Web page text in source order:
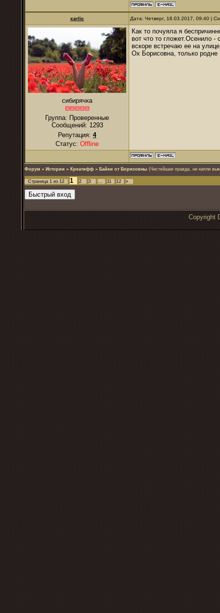
xarlic Дата: Четверг, 16.03.2017, 09:40 |
сибирячка
Группа: Проверенные
Сообщений: 1293
Репутация: 4
Статус: Offline
Как то почуяла я
вот что то гложет.Осенило -
вскоре встречаю ее на
Ох Борисовна, только родне
Форум » Истории » Креатифф » Байки от Борисовны (Чистейшая правда, ни капли
Страница 1 из 12 1 2 3 … 11 12 »
Copyright